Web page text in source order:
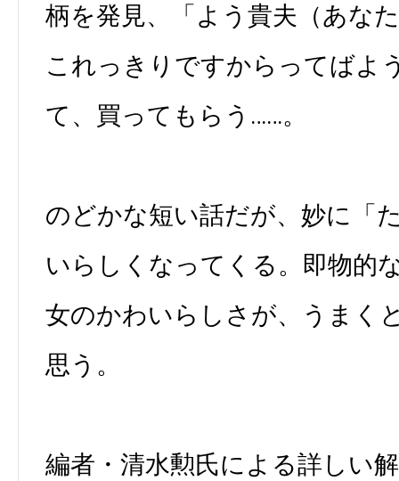
柄を発見、「よう貴夫（あな
これっきりですからってばよ
て、買ってもらう……。
のどかな短い話だが、妙に「
いらしくなってくる。即物的
女のかわいらしさが、うまく
思う。
編者・清水勲氏による詳しい